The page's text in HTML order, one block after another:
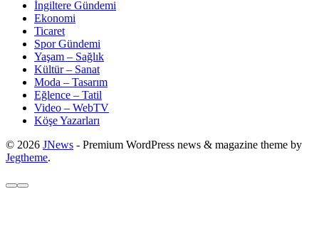
İngiltere Gündemi
Ekonomi
Ticaret
Spor Gündemi
Yaşam – Sağlık
Kültür – Sanat
Moda – Tasarım
Eğlence – Tatil
Video – WebTV
Köşe Yazarları
© 2026 JNews - Premium WordPress news & magazine theme by
Jegtheme.